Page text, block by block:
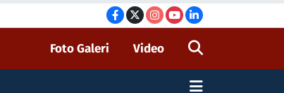
Foto Galeri Video